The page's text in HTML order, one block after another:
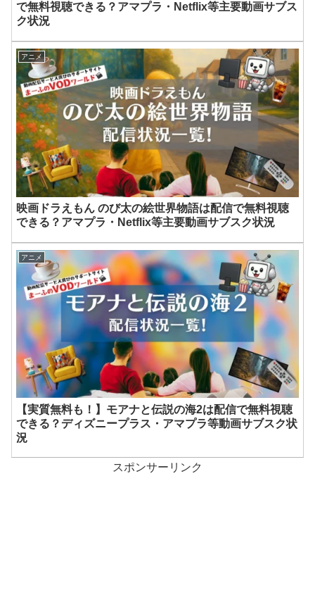
で無料視聴できる？アマプラ・Netflix等主要動画サブス
ク状況
アニメ
映画ドラえもん のび太の絵世界物語は配信で無料視聴
できる？アマプラ・Netflix等主要動画サブスク状況
アニメ
【実質無料も！】モアナと伝説の海2は配信で無料視聴
できる？ディズニープラス・アマプラ等動画サブスク状
況
スポンサーリンク